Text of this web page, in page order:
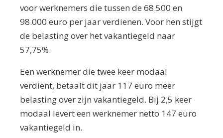
voor werknemers die tussen de 68.500 en
98.000 euro per jaar verdienen. Voor hen stijgt
de belasting over het vakantiegeld naar
57,75%.
Een werknemer die twee keer modaal
verdient, betaalt dit jaar 117 euro meer
belasting over zijn vakantiegeld. Bij 2,5 keer
modaal levert een werknemer netto 147 euro
vakantiegeld in.